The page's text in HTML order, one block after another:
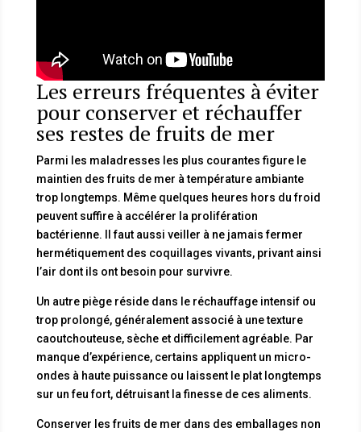
Les erreurs fréquentes à éviter
pour conserver et réchauffer
ses restes de fruits de mer
Parmi les maladresses les plus courantes figure le
maintien des fruits de mer à température ambiante
trop longtemps. Même quelques heures hors du froid
peuvent suffire à accélérer la prolifération
bactérienne. Il faut aussi veiller à ne jamais fermer
hermétiquement des coquillages vivants, privant ainsi
l’air dont ils ont besoin pour survivre.
Un autre piège réside dans le réchauffage intensif ou
trop prolongé, généralement associé à une texture
caoutchouteuse, sèche et difficilement agréable. Par
manque d’expérience, certains appliquent un micro-
ondes à haute puissance ou laissent le plat longtemps
sur un feu fort, détruisant la finesse de ces aliments.
Conserver les fruits de mer dans des emballages non